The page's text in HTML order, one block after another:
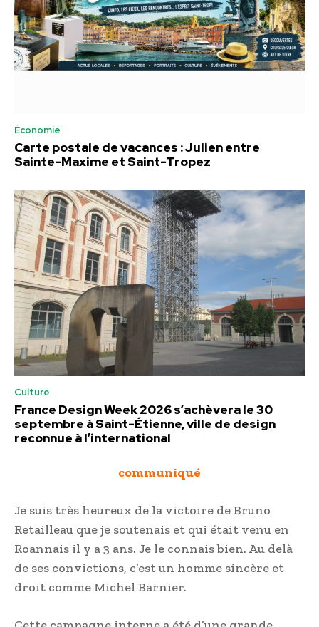
Économie
Carte postale de vacances : Julien entre
Sainte-Maxime et Saint-Tropez
Culture
France Design Week 2026 s’achèvera le 30
septembre à Saint-Étienne, ville de design
reconnue à l’international
communiqué
Je suis très heureux de la victoire de Bruno
Retailleau que je soutenais et qui était venu en
Roannais il y a 3 ans. Je le connais bien. Au delà
de ses convictions, c’est un homme sincère et
droit comme Michel Barnier.